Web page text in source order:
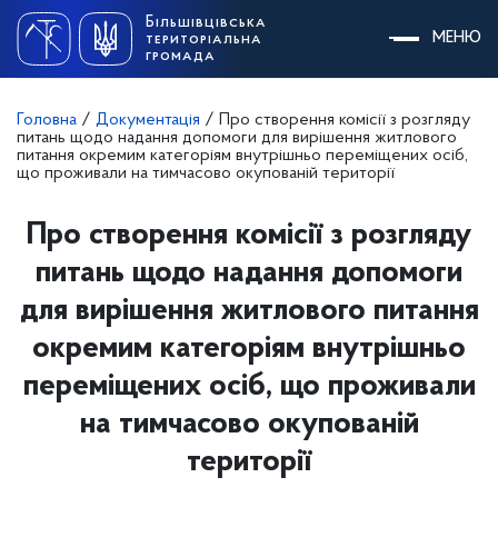
content
Більшівцівська
територіальна
громада
МЕНЮ
Головна / Документація /
Про створення комісії з розгляду
питань щодо надання допомоги для вирішення житлового
питання окремим категоріям внутрішньо переміщених осіб,
що проживали на тимчасово окупованій території
Про створення комісії з розгляду
питань щодо надання допомоги
для вирішення житлового питання
окремим категоріям внутрішньо
переміщених осіб, що проживали
на тимчасово окупованій
території